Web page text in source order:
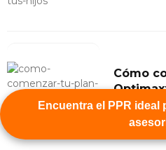
Encuentra el PPR ideal
Cómo
pasos